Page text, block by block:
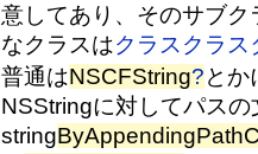
意してあり、そのサブ
なクラスはクラスクラス
普通はNSCFString?とか
NSStringに対してパス
string